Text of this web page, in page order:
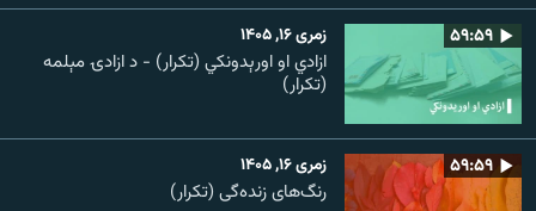
۵۹:۵۹ زمری ۱۶, ۱۴۰۵
ازادي او اورېدونکي (تکرار) - د ازادۍ مېلمه
(تکرار)
۵۹:۵۹ زمری ۱۶, ۱۴۰۵
رنگ‌های زنده‌گی (تکرار)